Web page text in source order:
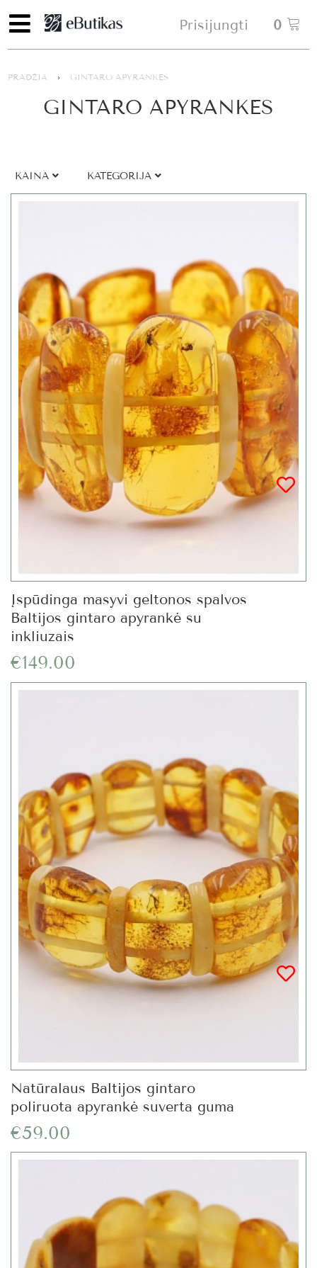
Prisijungti 0
PRADŽIA › GINTARO APYRANKĖS
GINTARO APYRANKĖS
KAINA KATEGORIJA
Įspūdinga masyvi geltonos spalvos
Baltijos gintaro apyrankė su
inkliuzais
€149.00
Natūralaus Baltijos gintaro
poliruota apyrankė suverta guma
€59.00